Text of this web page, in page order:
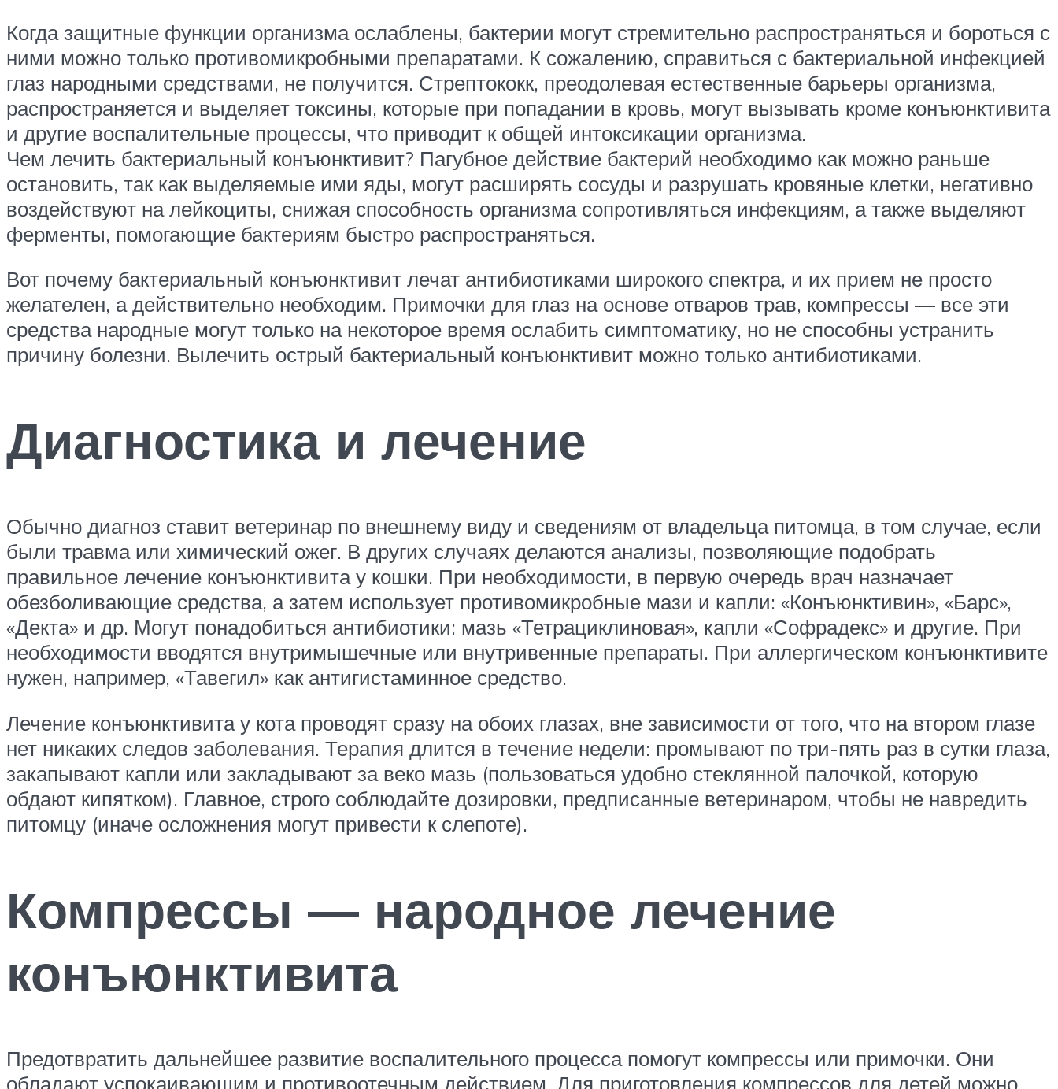
Когда защитные функции организма ослаблены, бактерии могут стремительно распространяться и бороться с
ними можно только противомикробными препаратами. К сожалению, справиться с бактериальной инфекцией
глаз народными средствами, не получится. Стрептококк, преодолевая естественные барьеры организма,
распространяется и выделяет токсины, которые при попадании в кровь, могут вызывать кроме конъюнктивита
и другие воспалительные процессы, что приводит к общей интоксикации организма.
Чем лечить бактериальный конъюнктивит? Пагубное действие бактерий необходимо как можно раньше
остановить, так как выделяемые ими яды, могут расширять сосуды и разрушать кровяные клетки, негативно
воздействуют на лейкоциты, снижая способность организма сопротивляться инфекциям, а также выделяют
ферменты, помогающие бактериям быстро распространяться.
Вот почему бактериальный конъюнктивит лечат антибиотиками широкого спектра, и их прием не просто
желателен, а действительно необходим. Примочки для глаз на основе отваров трав, компрессы — все эти
средства народные могут только на некоторое время ослабить симптоматику, но не способны устранить
причину болезни. Вылечить острый бактериальный конъюнктивит можно только антибиотиками.
Диагностика и лечение
Обычно диагноз ставит ветеринар по внешнему виду и сведениям от владельца питомца, в том случае, если
были травма или химический ожег. В других случаях делаются анализы, позволяющие подобрать
правильное лечение конъюнктивита у кошки. При необходимости, в первую очередь врач назначает
обезболивающие средства, а затем использует противомикробные мази и капли: «Конъюнктивин», «Барс»,
«Декта» и др. Могут понадобиться антибиотики: мазь «Тетрациклиновая», капли «Софрадекс» и другие. При
необходимости вводятся внутримышечные или внутривенные препараты. При аллергическом конъюнктивите
нужен, например, «Тавегил» как антигистаминное средство.
Лечение конъюнктивита у кота проводят сразу на обоих глазах, вне зависимости от того, что на втором глазе
нет никаких следов заболевания. Терапия длится в течение недели: промывают по три-пять раз в сутки глаза,
закапывают капли или закладывают за веко мазь (пользоваться удобно стеклянной палочкой, которую
обдают кипятком). Главное, строго соблюдайте дозировки, предписанные ветеринаром, чтобы не навредить
питомцу (иначе осложнения могут привести к слепоте).
Компрессы — народное лечение
конъюнктивита
Предотвратить дальнейшее развитие воспалительного процесса помогут компрессы или примочки. Они
обладают успокаивающим и противоотечным действием. Для приготовления компрессов для детей можно